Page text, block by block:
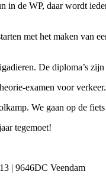
in de WP, daar wordt
met het maken van
De diploma’s
examen voor
We gaan op de
tegemoet!
| 9646DC Veendam